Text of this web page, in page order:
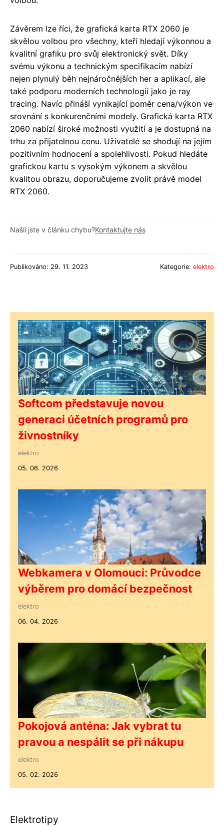
Závěrem lze říci, že grafická karta RTX 2060 je
skvělou volbou pro všechny, kteří hledají výkonnou a
kvalitní grafiku pro svůj elektronický svět. Díky
svému výkonu a technickým specifikacím nabízí
nejen plynulý běh nejnáročnějších her a aplikací, ale
také podporu moderních technologií jako je ray
tracing. Navíc přináší vynikající poměr cena/výkon ve
srovnání s konkurenčními modely. Grafická karta RTX
2060 nabízí široké možnosti využití a je dostupná na
trhu za přijatelnou cenu. Uživatelé se shodují na jejím
pozitivním hodnocení a spolehlivosti. Pokud hledáte
grafickou kartu s vysokým výkonem a skvělou
kvalitou obrazu, doporučujeme zvolit právě model
RTX 2060.
Našli jste v článku chybu?Kontaktujte nás
Publikováno: 29. 11. 2023 Kategorie: elektro
Softcom představuje novou
generaci účetních programů pro
živnostníky
elektro
05. 06. 2026
Webkamera v Olomouci: Průvodce
výběrem pro domácí bezpečnost
elektro
06. 04. 2026
Pokojová anténa: Jak vybrat tu
pravou a nespálit se při nákupu
elektro
05. 02. 2026
Elektrotipy